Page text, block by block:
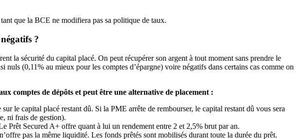
que la BCE ne modifiera pas sa politique de taux.
?
la sécurité du capital placé. On peut récupérer son argent à tout moment sans prendre le
nuls (0,11% au mieux pour les comptes d’épargne) voire négatifs dans certains cas comme on
comptes de dépôts et peut être une alternative de placement :
le capital placé restant dû. Si la PME arrête de rembourser, le capital restant dû vous sera
ni frais de gestion).
Prêt Secured A+ offre quant à lui un rendement entre 2 et 2,5% brut par an.
pas la même liquidité. Les fonds prêtés sont mobilisés durant toute la durée du prêt.